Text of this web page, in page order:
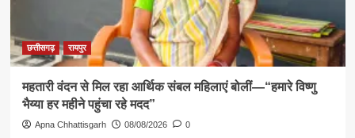
छत्तीसगढ़ रायपुर
महतारी वंदन से मिल रहा आर्थिक संबल महिलाएं बोलीं—“हमारे विष्णु
भैय्या हर महीने पहुंचा रहे मदद”
Apna Chhattisgarh 08/08/2026 0